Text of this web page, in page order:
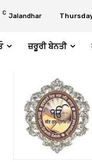
C Jalandhar
ਜ਼ਰੂਰੀ ਬੇਨਤੀ